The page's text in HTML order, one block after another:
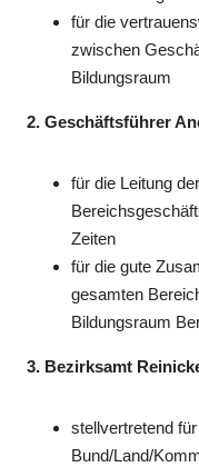
für die
zwischen
Bildungsraum
2. Geschäftsführer
für die Leitung
Zeiten
für die gute
gesamten
Bildungsraum
3. Bezirksamt
stellvertretend
Bund/Land/